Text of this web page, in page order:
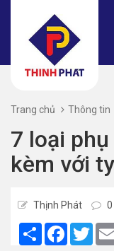
Trang chủ Thông tin
7 loại
kèm với
Thịnh Phát
Share Facebook